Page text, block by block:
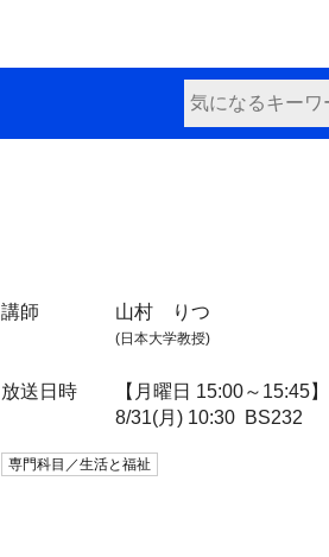
講師 山村 りつ
(日本大学教授)
放送日時
【月曜日 15:00～15:45】
8/31(月) 10:30 BS232
専門科目／生活と福祉